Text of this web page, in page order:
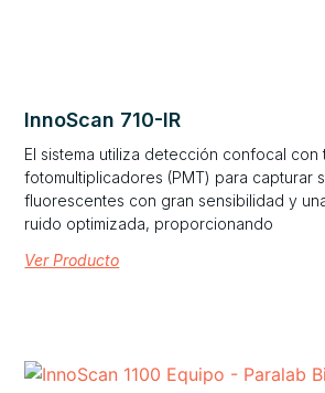
InnoScan 710-IR
El sistema utiliza detección confocal con
fotomultiplicadores (PMT) para capturar
fluorescentes con gran sensibilidad y
ruido optimizada, proporcionando
Ver Producto